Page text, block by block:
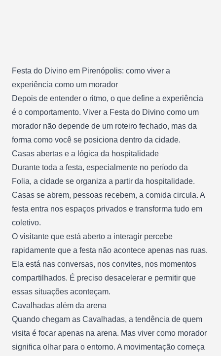
Festa do Divino em Pirenópolis: como viver a
experiência como um morador
Depois de entender o ritmo, o que define a experiência
é o comportamento. Viver a Festa do Divino como um
morador não depende de um roteiro fechado, mas da
forma como você se posiciona dentro da cidade.
Casas abertas e a lógica da hospitalidade
Durante toda a festa, especialmente no período da
Folia, a cidade se organiza a partir da hospitalidade.
Casas se abrem, pessoas recebem, a comida circula. A
festa entra nos espaços privados e transforma tudo em
coletivo.
O visitante que está aberto a interagir percebe
rapidamente que a festa não acontece apenas nas ruas.
Ela está nas conversas, nos convites, nos momentos
compartilhados. É preciso desacelerar e permitir que
essas situações aconteçam.
Cavalhadas além da arena
Quando chegam as Cavalhadas, a tendência de quem
visita é focar apenas na arena. Mas viver como morador
significa olhar para o entorno. A movimentação começa